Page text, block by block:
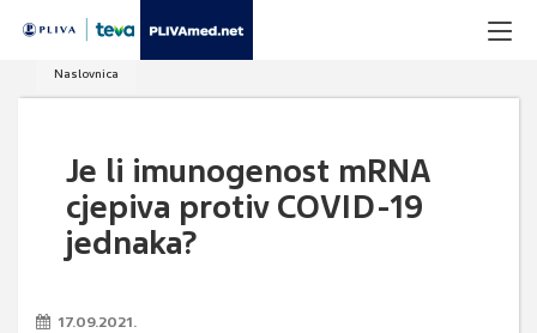
Naslovnica
Je li imunogenost mRNA
cjepiva protiv COVID-19
jednaka?
17.09.2021.